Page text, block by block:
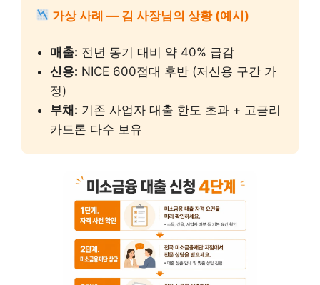
가상 사례 — 김 사장님의 상황 (예시)
매출: 전년 동기 대비 약 40% 급감
신용: NICE 600점대 후반 (저신용 구간 가
정)
부채: 기존 사업자 대출 한도 초과 + 고금리
카드론 다수 보유